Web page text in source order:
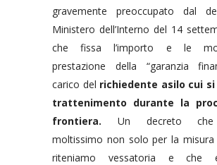
gravemente preoccupato dal
Ministero dell’Interno del 14
che fissa l’importo e le
prestazione della “garanzia
carico del richiedente asilo cui
trattenimento durante la
frontiera. Un decreto che
moltissimo non solo per la misura
riteniamo vessatoria e che